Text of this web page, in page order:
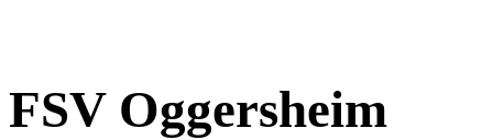
FSV Oggersheim